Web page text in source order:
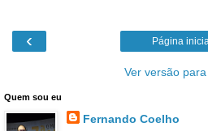
‹ Página
Ver versão
Quem sou eu
Fernando Coelho